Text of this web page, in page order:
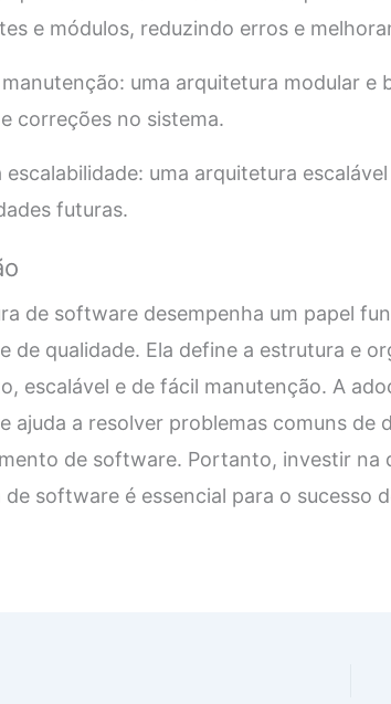
e módulos, reduzindo erros e
uma arquitetura modular
correções no sistema.
escalabilidade: uma arquitetura
futuras.
de software desempenha um papel
de qualidade. Ela define a estrutura e
escalável e de fácil manutenção. A
ajuda a resolver problemas comuns de
de software. Portanto, investir na
software é essencial para o sucesso